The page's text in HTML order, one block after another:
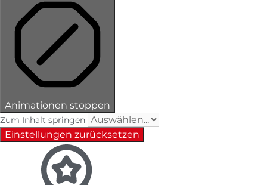
Animationen stoppen
Zum Inhalt springen
Einstellungen zurücksetzen